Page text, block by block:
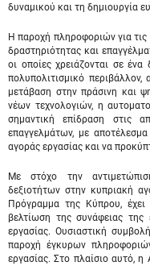
δυναμικού και τη δημιουργία
Η παροχή πληροφοριών για
δραστηριότητας και
οι οποίες χρειάζονται σε
πολυπολιτισμικό
μετάβαση στην πράσινη και
νέων τεχνολογιών, η
σημαντική επίδραση στις
επαγγελμάτων, με
αγοράς εργασίας και να
Με στόχο την
δεξιοτήτων στην κυπριακή
Πρόγραμμα της Κύπρου, έχει
βελτίωση της συνάφειας
εργασίας. Ουσιαστική
παροχή έγκυρων
εργασίας. Στο πλαίσιο αυτό,